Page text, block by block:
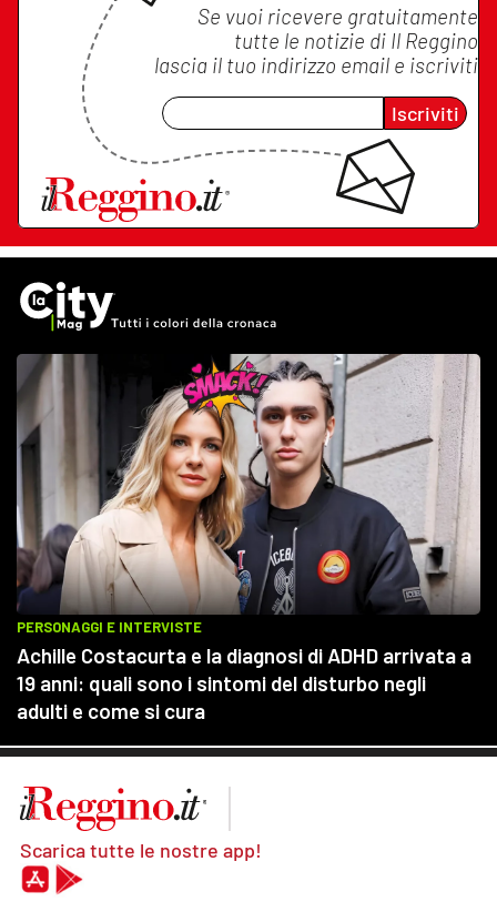
Se vuoi ricevere gratuitamente
tutte le notizie di Il Reggino
lascia il tuo indirizzo email e iscriviti
Iscriviti
Scarica tutte le nostre app!